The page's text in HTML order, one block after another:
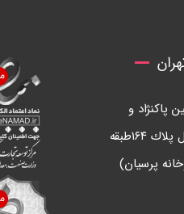
پاكنژاد و
مطهري ساختمان ساحل پلاك ١٦٤طبقه